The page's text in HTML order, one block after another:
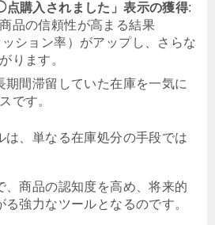
購入されました」表示の獲得:
品の信頼性が高まる結果
ション率）がアップし、さらな
ります。
期間滞留していた在庫を一気に
です。
は、単なる在庫処分の手段では
、商品の認知度を高め、将来的
強力なツールとなるのです。